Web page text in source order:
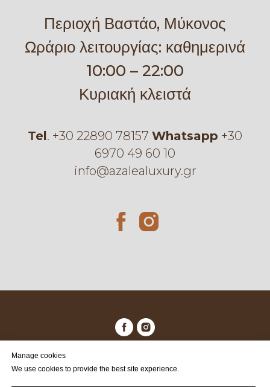
Περιοχή Βαστάο, Μύκονος
Ωράριο λειτουργίας: καθημερινά
10:00 – 22:00
Κυριακή κλειστά
Τel. +30 22890 78157 Whatsapp +30
6970 49 60 10
info@azalealuxury.gr
Manage cookies
We use cookies to provide the best site experience.